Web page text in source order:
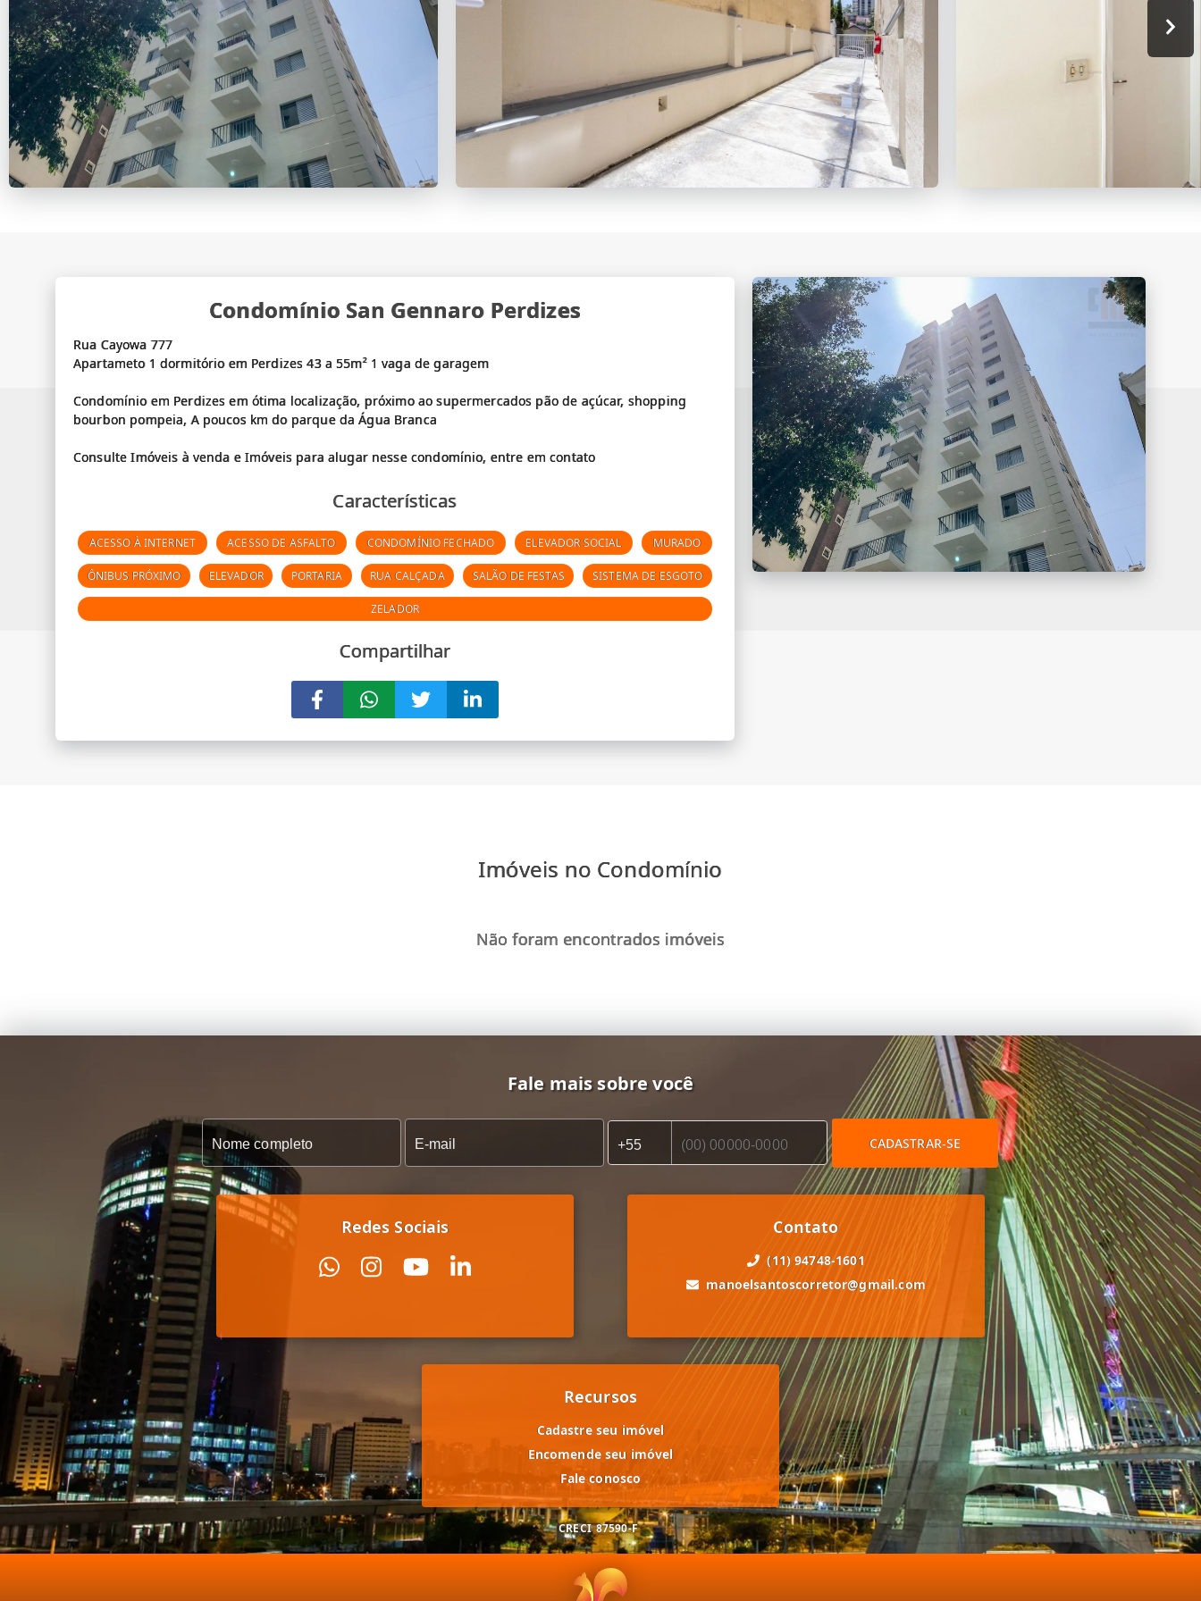
Condomínio San Gennaro Perdizes
Rua Cayowa 777
Apartameto 1 dormitório em Perdizes 43 a 55m² 1 vaga de garagem
Condomínio em Perdizes em ótima localização, próximo ao supermercados pão de açúcar, shopping
bourbon pompeia, A poucos km do parque da Água Branca
Características
ACESSO À INTERNET ACESSO DE ASFALTO CONDOMÍNIO FECHADO ELEVADOR SOCIAL MURADO
ÔNIBUS PRÓXIMO ELEVADOR PORTARIA RUA CALÇADA SALÃO DE FESTAS SISTEMA DE ESGOTO
ZELADOR
Compartilhar
Imóveis no Condomínio
Não foram encontrados imóveis
Fale mais sobre você
CADASTRAR-SE
Redes Sociais Contato
(11) 94748-1601
manoelsantoscorretor@gmail.com
Recursos
Cadastre seu imóvel
Encomende seu imóvel
Fale conosco
CRECI 87590-F